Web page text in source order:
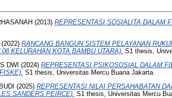
(2013) REPRESENTASI SOSIALITA DALAM
(2022) RANCANG BANGUN SISTEM PELAYANAN
KELURAHAN KOTA BAMBU UTARA). S1 thesis,
DWI (2024) REPRESENTASI PSIKOSOSIAL DALAM
S1 thesis, Universitas Mercu Buana Jakarta.
(2025) REPRESENTASI NILAI PERSAHABATAN
SANDERS PEIRCE). S1 thesis, Universitas Mercu